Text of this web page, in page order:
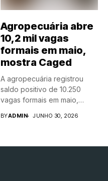
Agropecuária abre
10,2 mil vagas
formais em maio,
mostra Caged
A agropecuária registrou
saldo positivo de 10.250
vagas formais em maio,
BYADMIN JUNHO 30, 2026